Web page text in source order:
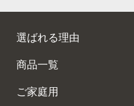
選ばれる理由
商品一覧
ご家庭用